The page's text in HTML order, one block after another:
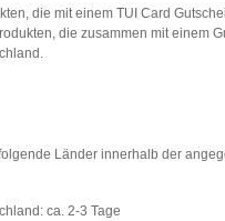
die mit einem TUI Card
die zusammen mit einem
Länder innerhalb der
ca. 2-3 Tage